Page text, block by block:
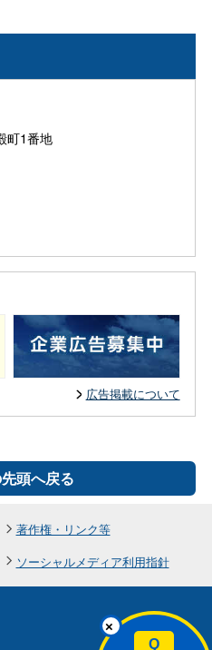
町1番地
広告掲載について
頭へ戻る
著作権・リンク等
ソーシャルメディア利用指針
×
Q